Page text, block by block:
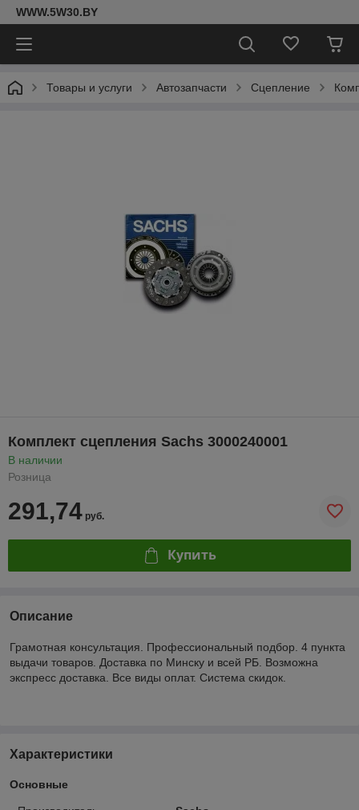
WWW.5W30.BY
Товары и услуги Автозапчасти Сцепление
Комплект сцепления Sachs 3000240001
В наличии
Розница
291,74 руб.
Купить
Описание
Грамотная консультация. Профессиональный подбор. 4 пункта
выдачи товаров. Доставка по Минску и всей РБ. Возможна
экспресс доставка. Все виды оплат. Система скидок.
Характеристики
Основные